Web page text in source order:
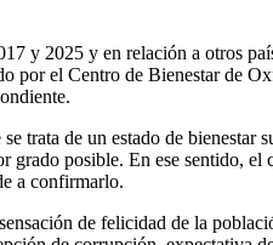
y 2025 y en relación a otros
por el Centro de Bienestar de
trata de un estado de
grado posible. En ese sentido,
a confirmarlo.
de felicidad de la